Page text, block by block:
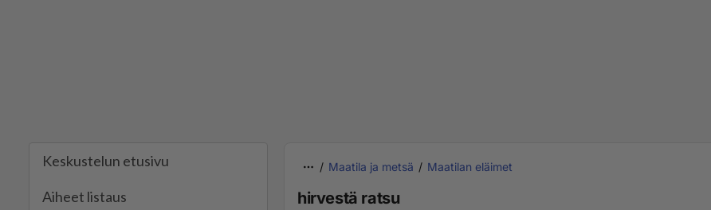
Keskustelun etusivu
Aiheet listaus
Maatila ja metsä Maatilan eläimet
hirvestä ratsu